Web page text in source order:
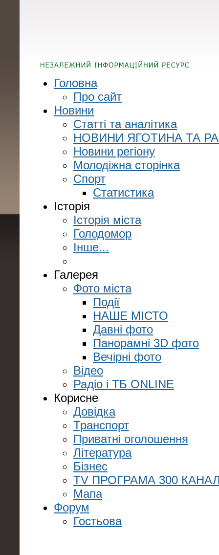
Головна
Про сайт
Новини
Статті та аналітика
НОВИНИ ЯГОТИНА ТА
Новини регіону
Молодіжна сторінка
Спорт
Статистика
Історія
Історія міста
Голодомор
Інше...
Галерея
Фото міста
Події
НАШЕ МІСТО
Давні фото
Панорамні 3D фото
Вечірні фото
Відео
Радіо і ТБ ONLINE
Корисне
Довідка
Транспорт
Приватні оголошення
Література
Бізнес
TV ПРОГРАМА 300
Мапа
Форум
Гостьова